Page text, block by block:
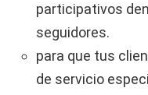
participativos
seguidores.
para que tus
de servicio